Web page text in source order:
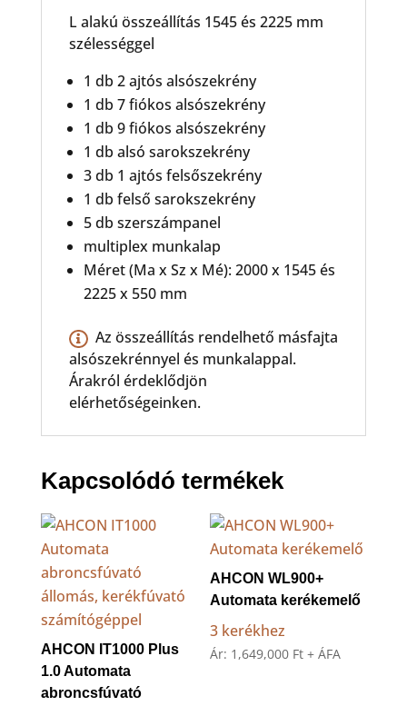
L alakú összeállítás 1545 és 2225 mm
szélességgel
1 db 2 ajtós alsószekrény
1 db 7 fiókos alsószekrény
1 db 9 fiókos alsószekrény
1 db alsó sarokszekrény
3 db 1 ajtós felsőszekrény
1 db felső sarokszekrény
5 db szerszámpanel
multiplex munkalap
Méret (Ma x Sz x Mé): 2000 x 1545 és
2225 x 550 mm
Az összeállítás rendelhető másfajta
alsószekrénnyel és munkalappal.
Árakról érdeklődjön
elérhetőségeinken.
Kapcsolódó termékek
AHCON IT1000 Plus
1.0 Automata
abroncsfúvató
AHCON WL900+
Automata kerékemelő
3 kerékhez
Ár: 1,649,000 Ft + ÁFA